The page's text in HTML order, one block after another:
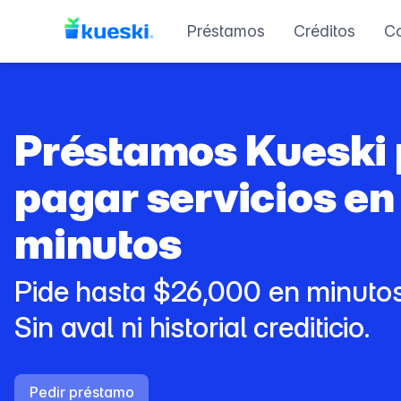
Préstamos Créditos
Préstamos Kueski
pagar servicios en
minutos
Pide hasta $26,000 en
Sin aval ni historial crediticio.
Pedir préstamo